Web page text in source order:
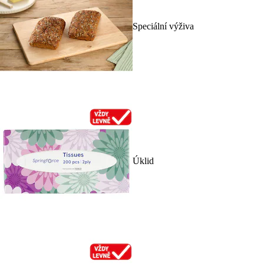
Speciální výživa
Úklid